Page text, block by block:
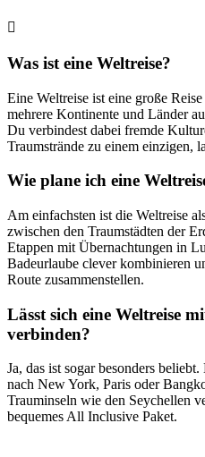
Was ist eine Weltreise?
Eine Weltreise ist eine große
mehrere Kontinente und Länder
Du verbindest dabei fremde
Traumstrände zu einem einzigen,
Wie plane ich eine
Am einfachsten ist die Weltreise
zwischen den Traumstädten der
Etappen mit Übernachtungen in
Badeurlaube clever kombinieren
Route zusammenstellen.
Lässt sich eine Weltreise
verbinden?
Ja, das ist sogar besonders
nach New York, Paris oder
Trauminseln wie den Seychellen
bequemes All Inclusive Paket.